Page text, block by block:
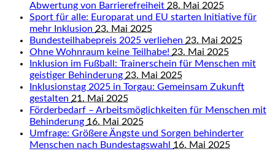
Abwertung von Barrierefreiheit 28. Mai 2025
Sport für alle: Europarat und EU starten Initiative für
mehr Inklusion 23. Mai 2025
Bundesteilhabepreis 2025 verliehen 23. Mai 2025
Ohne Wohnraum keine Teilhabe! 23. Mai 2025
Inklusion im Fußball: Trainerschein für Menschen mit
geistiger Behinderung 23. Mai 2025
Inklusionstag 2025 in Torgau: Gemeinsam Zukunft
gestalten 21. Mai 2025
Förderbedarf – Arbeitsmöglichkeiten für Menschen mit
Behinderung 16. Mai 2025
Umfrage: Größere Ängste und Sorgen behinderter
Menschen nach Bundestagswahl 16. Mai 2025